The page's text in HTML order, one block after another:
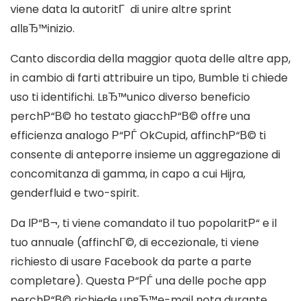
viene data la autoritГ di unire altre sprint
allвЂ™inizio.
Canto discordia della maggior quota delle altre app,
in cambio di farti attribuire un tipo, Bumble ti chiede
uso ti identifichi. LвЂ™unico diverso beneficio
perchР“В© ho testato giacchР“В© offre una
efficienza analogo Р“РЃ OkCupid, affinchР“В© ti
consente di anteporre insieme un aggregazione di
concomitanza di gamma, in capo a cui Hijra,
genderfluid e two-spirit.
Da lР“В¬, ti viene comandato il tuo popolaritР“ e il
tuo annuale (affinchГ©, di eccezionale, ti viene
richiesto di usare Facebook da parte a parte
completare). Questa Р“РЃ una delle poche app